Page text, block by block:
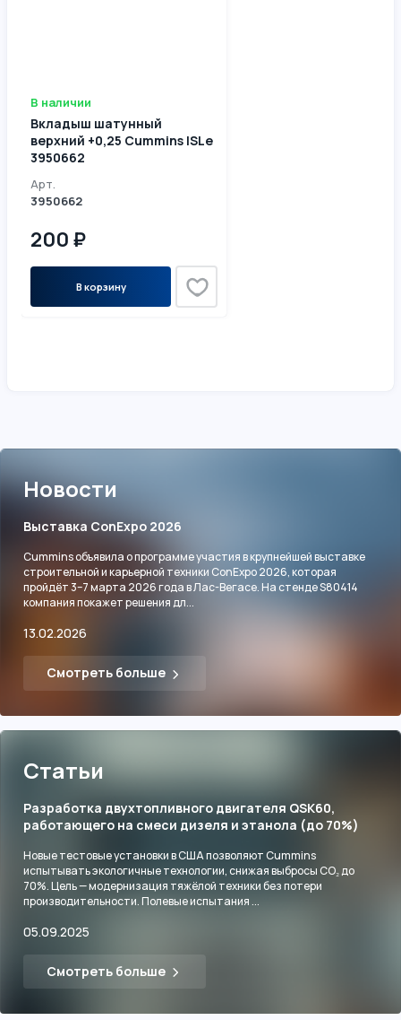
В наличии
Вкладыш шатунный
верхний +0,25 Cummins ISLe
3950662
Арт.
3950662
200 ₽
В корзину
Новости
Выставка ConExpo 2026
Cummins объявила о программе участия в крупнейшей выставке
строительной и карьерной техники ConExpo 2026, которая
пройдёт 3–7 марта 2026 года в Лас-Вегасе. На стенде S80414
компания покажет решения дл...
13.02.2026
Смотреть больше
Статьи
Разработка двухтопливного двигателя QSK60,
работающего на смеси дизеля и этанола (до 70%)
Новые тестовые установки в США позволяют Cummins
испытывать экологичные технологии, снижая выбросы CO₂ до
70%. Цель — модернизация тяжёлой техники без потери
производительности. Полевые испытания ...
05.09.2025
Смотреть больше